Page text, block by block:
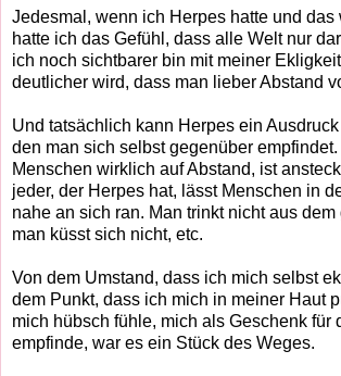
Jedesmal, wenn ich Herpes hatte und das
hatte ich das Gefühl, dass alle Welt nur
ich noch sichtbarer bin mit meiner
deutlicher wird, dass man lieber Abstand
Und tatsächlich kann Herpes ein
den man sich selbst gegenüber
Menschen wirklich auf Abstand, ist
jeder, der Herpes hat, lässt Menschen in
nahe an sich ran. Man trinkt nicht aus
man küsst sich nicht, etc.
Von dem Umstand, dass ich mich selbst
dem Punkt, dass ich mich in meiner Haut
mich hübsch fühle, mich als Geschenk für
empfinde, war es ein Stück des Weges.